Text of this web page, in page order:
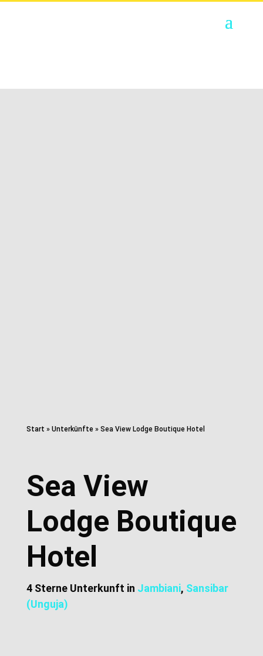
Start » Unterkünfte » Sea View Lodge Boutique Hotel
Sea View
Lodge Boutique
Hotel
4 Sterne Unterkunft in Jambiani, Sansibar
(Unguja)